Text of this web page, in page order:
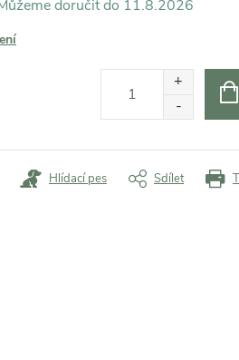
11.8.2026
Hlídací pes Sdílet